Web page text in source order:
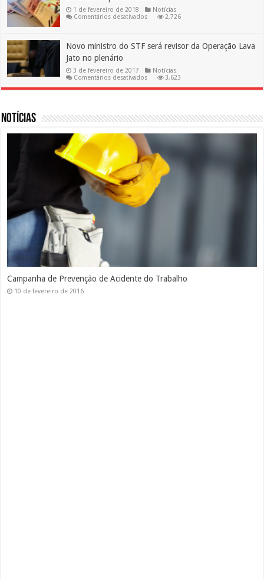
1 de fevereiro de 2018
Notícias
Comentários desativadosem
é
o
2,726
Novo ministro do STF será revisor da Operação Lava
Jato no plenário
3 de fevereiro de 2017
Notícias
Comentários desativadosem
ministro
revisor
Operação
Lava
Jato
no
plenário
3,623
Notícias
Silicose
10 de fevereiro de 2016